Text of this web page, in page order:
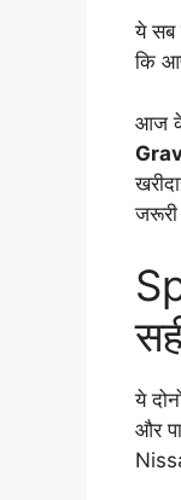
ये सब
कि
आज
ये
और